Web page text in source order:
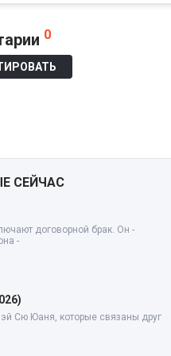
0
СЕЙЧАС
договорной брак. Он -
-
Сю Юаня, которые связаны друг